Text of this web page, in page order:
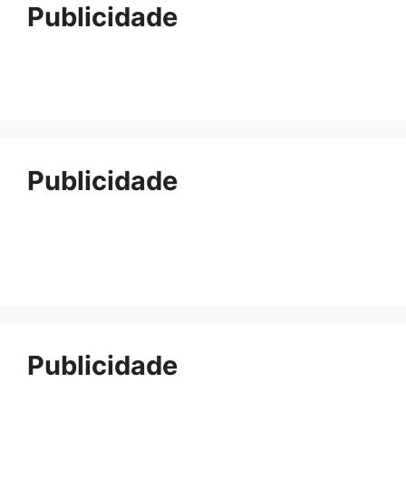
Publicidade
Publicidade
Publicidade